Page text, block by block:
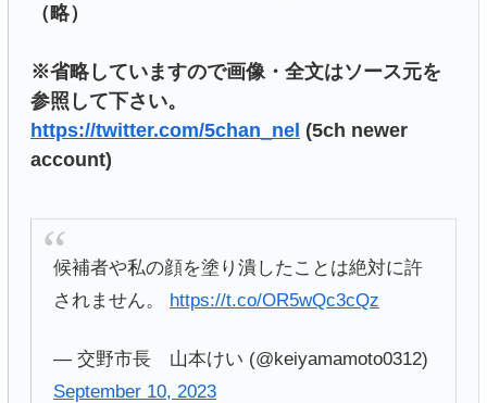
（略）
※省略していますので画像・全文はソース元を
参照して下さい。
https://twitter.com/5chan_nel (5ch newer
account)
候補者や私の顔を塗り潰したことは絶対に許
されません。
https://t.co/OR5wQc3cQz
— 交野市長 山本けい (@keiyamamoto0312)
September 10, 2023